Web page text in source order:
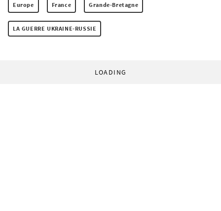
Europe France Grande-Bretagne
LA GUERRE UKRAINE-RUSSIE
LOADING